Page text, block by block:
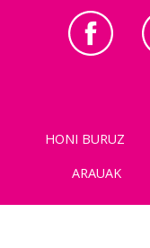
HONI BURUZ
ARAUAK